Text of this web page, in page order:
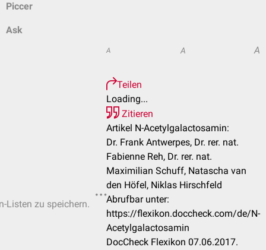
Piccer
Ask
Listen zu speichern.
A A A
Teilen
Loading...
Zitieren
Artikel N-Acetylgalactosamin:
Dr. Frank Antwerpes, Dr. rer. nat.
Fabienne Reh, Dr. rer. nat.
Maximilian Schuff, Natascha van
den Höfel, Niklas Hirschfeld
Abrufbar unter:
https://flexikon.doccheck.com/de/N-
Acetylgalactosamin
DocCheck Flexikon 07.06.2017.